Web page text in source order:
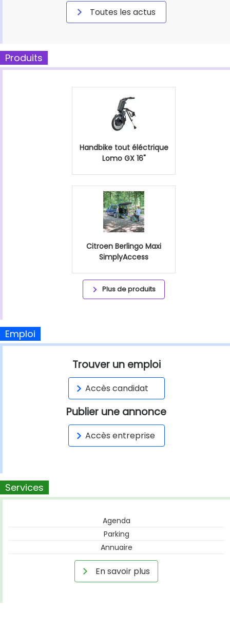
Toutes les actus
Produits
Handbike tout éléctrique
Lomo GX 16"
Citroen Berlingo Maxi
SimplyAccess
Plus de produits
Emploi
Trouver un emploi
Accès candidat
Publier une annonce
Accès entreprise
Services
Agenda
Parking
Annuaire
En savoir plus